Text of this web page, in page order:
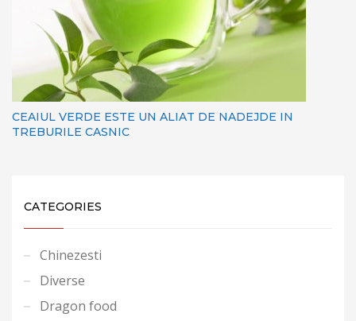
CEAIUL VERDE ESTE UN ALIAT DE NADEJDE IN
TREBURILE CASNIC
CATEGORIES
Chinezesti
Diverse
Dragon food